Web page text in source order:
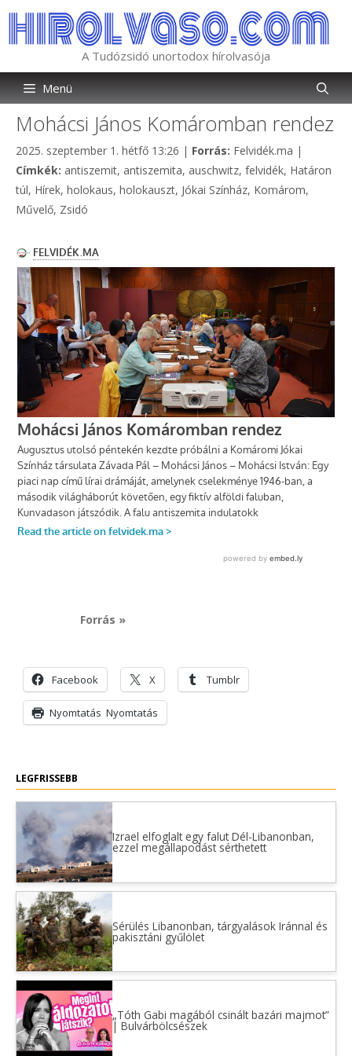
tartalomba
A Tudózsidó unortodox hírolvasója
Menü
Mohácsi János Komáromban rendez
2025. szeptember 1. hétfő 13:26 | Forrás: Kategória
Felvidék.ma |
Címkék: Címkék
antiszemit, antiszemita, auschwitz, felvidék, Határon
túl, Hírek, holokaus, holokauszt, Jókai Színház, Komárom,
Művelő, Zsidó
Forrás »
Facebook X Tumblr
Nyomtatás Nyomtatás
LEGFRISSEBB
Izrael elfoglalt egy falut Dél-Libanonban,
ezzel megállapodást sérthetett
Sérülés Libanonban, tárgyalások Iránnal és
pakisztáni gyűlölet
„Tóth Gabi magából csinált bazári majmot”
| Bulvárbölcsészek